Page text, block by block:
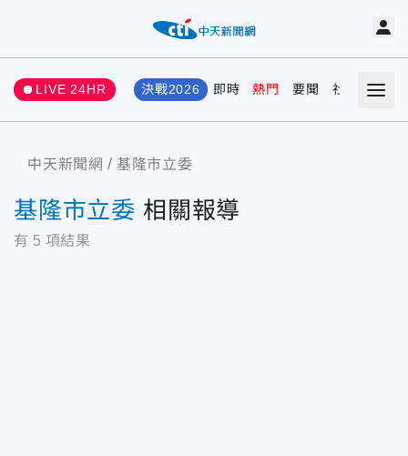
LIVE 24HR 決戰2026 即時 熱門 要聞 社會 娛樂
中天新聞網 基隆市立委
基隆市立委 相關報導
有 5 項結果